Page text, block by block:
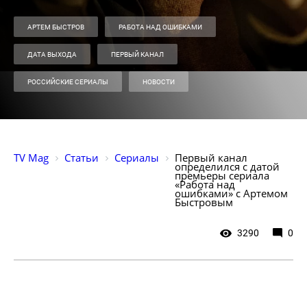
АРТЕМ БЫСТРОВ РАБОТА НАД ОШИБКАМИ
ДАТА ВЫХОДА ПЕРВЫЙ КАНАЛ
РОССИЙСКИЕ СЕРИАЛЫ НОВОСТИ
TV Mag Статьи Сериалы Первый канал
определился с датой
премьеры сериала
«Работа над
ошибками» с Артемом
Быстровым
3290 0